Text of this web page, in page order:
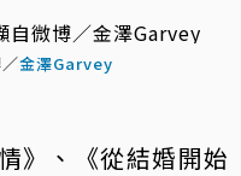
金澤Garvey
》、《從結婚開始